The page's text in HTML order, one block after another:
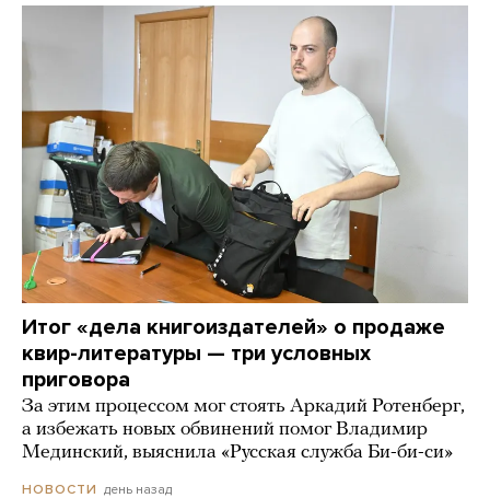
Итог «дела книгоиздателей» о продаже
квир-литературы — три условных
приговора
За этим процессом мог стоять Аркадий Ротенберг,
а избежать новых обвинений помог Владимир
Мединский, выяснила «Русская служба Би-би-си»
НОВОСТИ день назад